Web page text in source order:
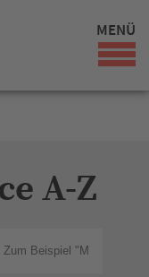
MENÜ
A-Z